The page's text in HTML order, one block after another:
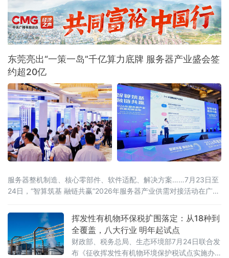
发费用加计扣除等支持企业创新投入和技术转
让的政策减税
东莞亮出“一策一岛”千亿算力底牌 服务器产业盛会签
约超20亿
服务器整机制造、核心零部件、软件适配、解决方案……7月23日至
24日，“智算筑基 融链共赢”2026年服务器产业供需对接活动在广东
（工业和信息化部政府采购中心）、东莞市人民政府联合主办，汇
聚行业主管部门、院士专家、全国服务器产业链企业、金融机构、
科研院所、园区代表近千人参会，搭
挥发性有机物环保税扩围落定：从18种到
全覆盖，八大行业 明年起试点
财政部、税务总局、生态环境部7月24日联合发
布《征收挥发性有机物环境保护税试点实施办